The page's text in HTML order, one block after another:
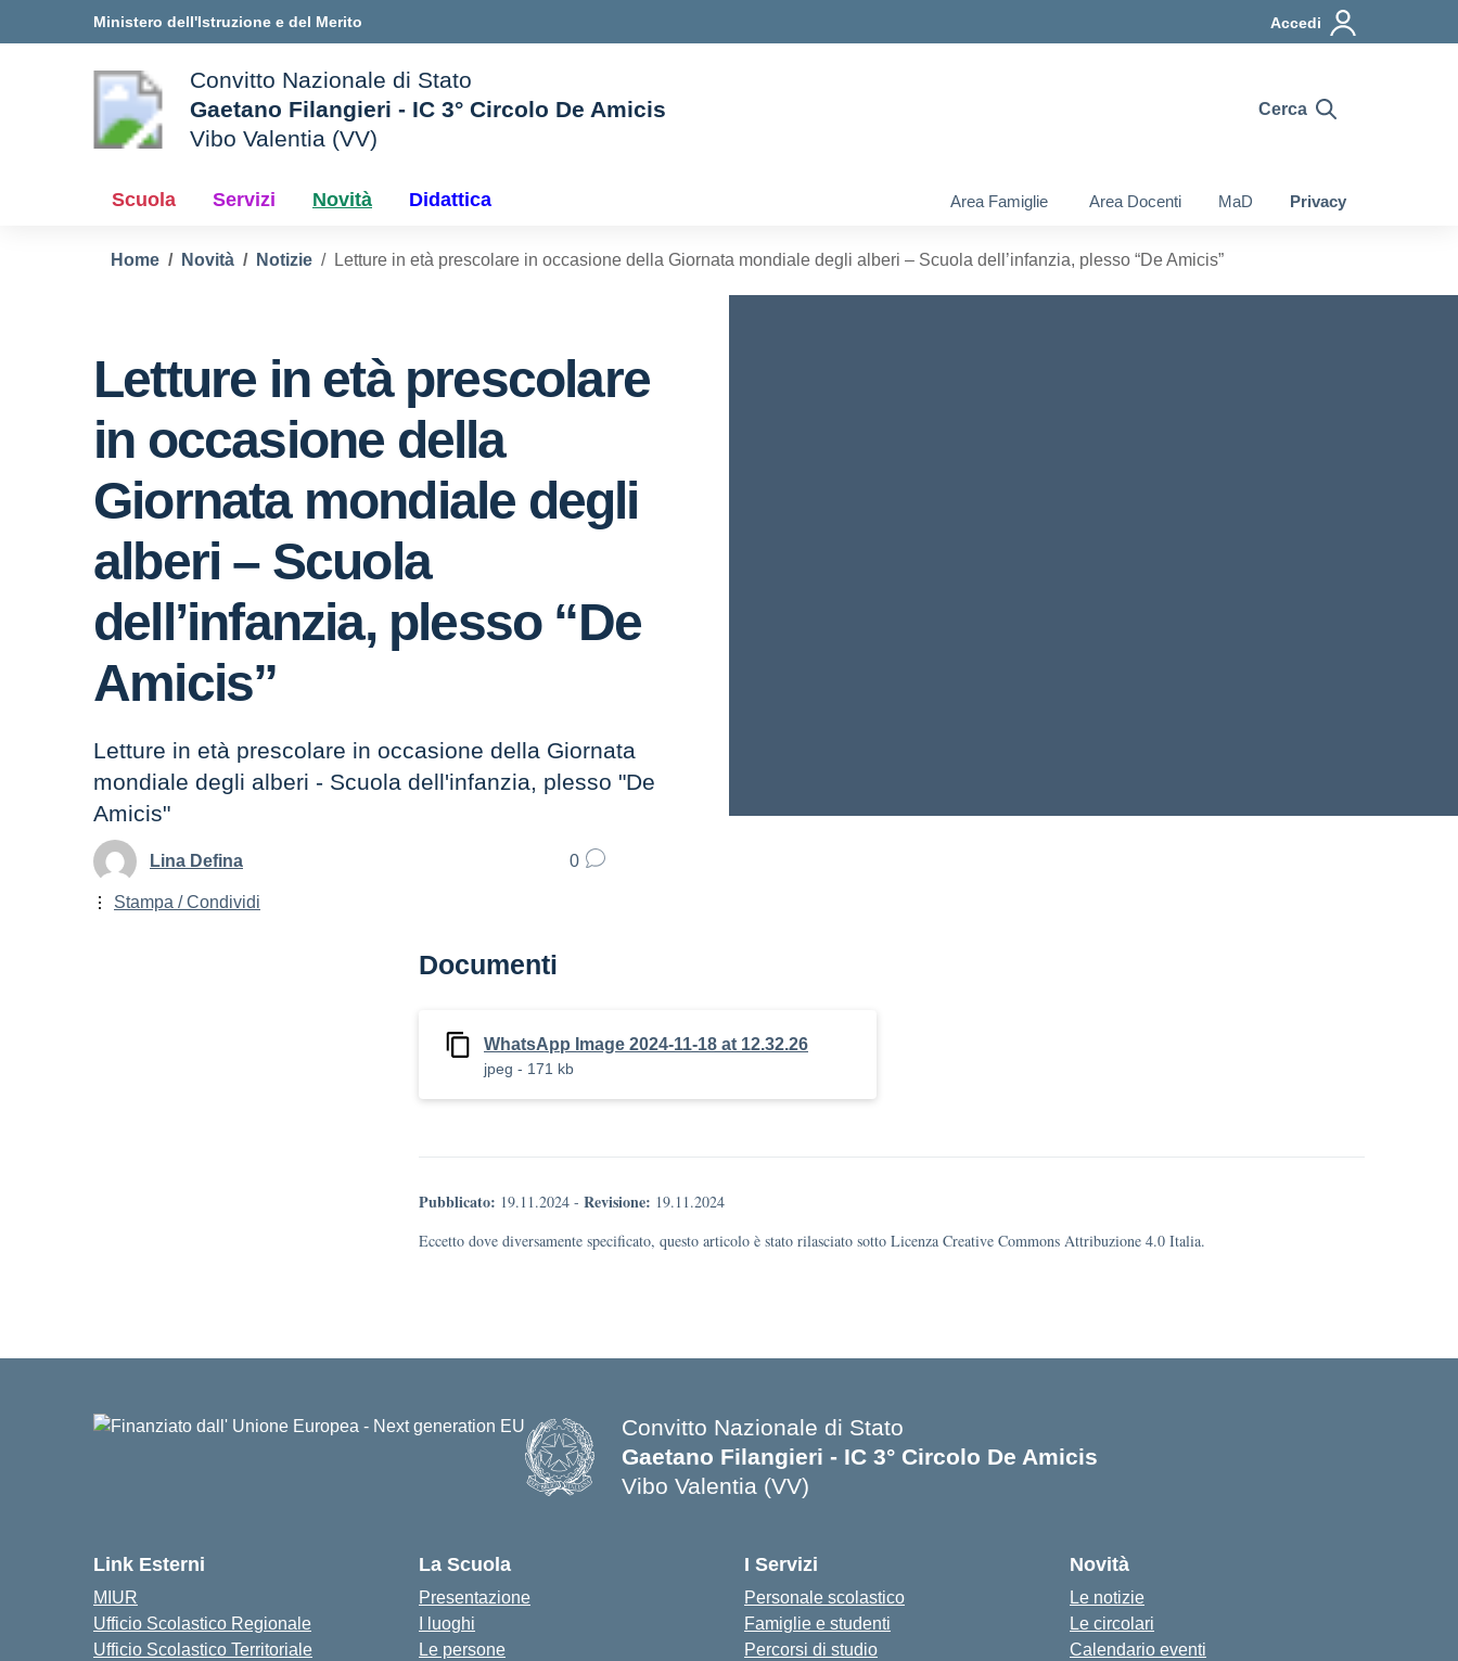
Ministero dell'Istruzione e del Merito Accedi
scuola
Convitto Nazionale di Stato
Gaetano Filangieri - IC 3° Circolo De Amicis
Vibo Valentia (VV)
Cerca
Scuola Servizi Novità Didattica Area Famiglie Area Docenti MaD Privacy
Home Novità Notizie Letture in età prescolare in occasione della Giornata mondiale degli alberi – Scuola dell’infanzia, plesso “De Amicis”
Letture in età prescolare
in occasione della
Giornata mondiale degli
alberi – Scuola
dell’infanzia, plesso “De
Amicis”
Letture in età prescolare in occasione della Giornata
mondiale degli alberi - Scuola dell'infanzia, plesso "De
Amicis"
Lina Defina 0
Documenti
WhatsApp Image 2024-11-18 at 12.32.26
jpeg - 171 kb
Pubblicato: 19.11.2024 - Revisione: 19.11.2024
Eccetto dove diversamente specificato, questo articolo è stato rilasciato sotto Licenza Creative Commons Attribuzione 4.0 Italia.
Stampa / Condividi
Convitto Nazionale di Stato
Gaetano Filangieri - IC 3° Circolo De Amicis
Vibo Valentia (VV)
Link Esterni
MIUR
Ufficio Scolastico Regionale
Ufficio Scolastico Territoriale
La Scuola
Presentazione
I luoghi
Le persone
I Servizi
Personale scolastico
Famiglie e studenti
Percorsi di studio
Novità
Le notizie
Le circolari
Calendario eventi